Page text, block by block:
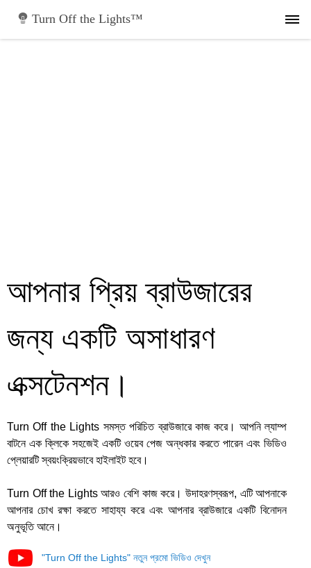
Turn Off the Lights™
আপনার প্রিয় ব্রাউজারের
জন্য একটি অসাধারণ
এক্সটেনশন।
Turn Off the Lights সমস্ত পরিচিত ব্রাউজারে কাজ করে। আপনি ল্যাম্প
বাটনে এক ক্লিকে সহজেই একটি ওয়েব পেজ অন্ধকার করতে পারেন এবং ভিডিও
প্লেয়ারটি স্বয়ংক্রিয়ভাবে হাইলাইট হবে।
Turn Off the Lights আরও বেশি কাজ করে। উদাহরণস্বরূপ, এটি আপনাকে
আপনার চোখ রক্ষা করতে সাহায্য করে এবং আপনার ব্রাউজারে একটি বিনোদন
অনুভূতি আনে।
"Turn Off the Lights" নতুন প্রমো ভিডিও দেখুন